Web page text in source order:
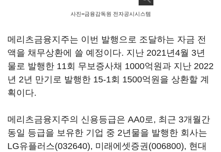
사진=금융감독원 전자공시시스템
메리츠금융지주는 이번 발행으로 조달하는 자금 전
액을 채무상환에 쓸 예정이다. 지난 2021년4월 3년
물로 발행한 11회 무보증사채 1000억원과 지난 2022
년 2년 만기로 발행한 15-1회 1500억원을 상환할 계
획이다.
메리츠금융지주의 신용등급은 AA0로, 최근 3개월간
동일 등급을 보유한 기업 중 2년물을 발행한 회사는
LG유플러스(032640), 미래에셋증권(006800), 현대